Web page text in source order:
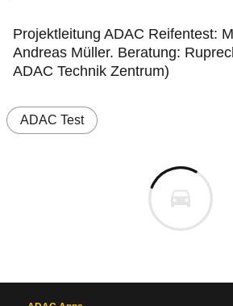
Projektleitung ADAC Reifentest:
Andreas Müller. Beratung:
ADAC Technik Zentrum)
ADAC Test